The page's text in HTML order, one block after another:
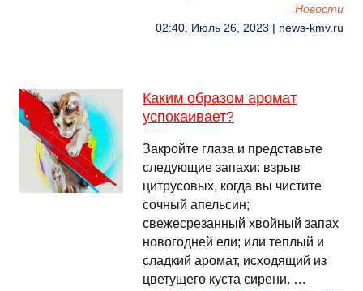
Новости
02:40, Июль 26, 2023 | news-kmv.ru
Каким образом аромат
успокаивает?
Закройте глаза и представьте
следующие запахи: взрыв
цитрусовых, когда вы чистите
сочный апельсин;
свежесрезанный хвойный запах
новогодней ели; или теплый и
сладкий аромат, исходящий из
цветущего куста сирени. …